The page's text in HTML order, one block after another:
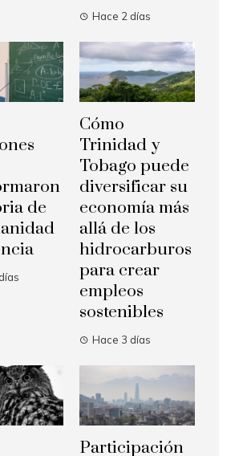
Hace 2 días
de
Cómo
Trinidad y
Tobago puede
diversificar su
economía más
allá de los
hidrocarburos
para crear
empleos
sostenibles
Hace 3 días
Participación